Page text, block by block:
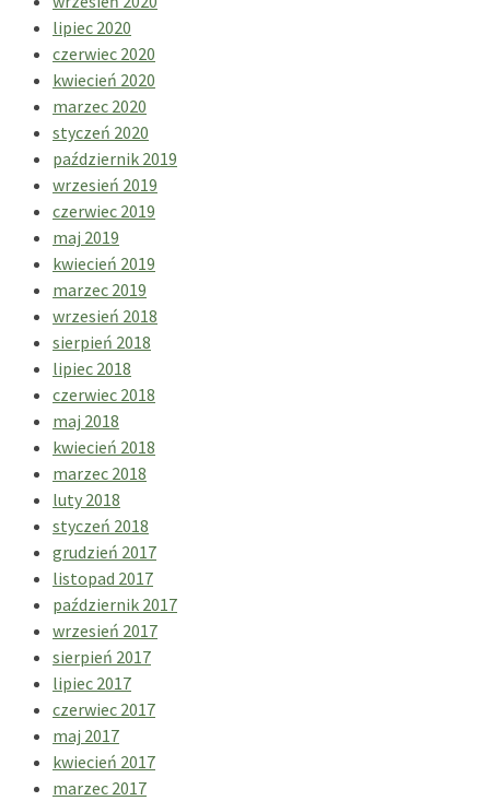
lipiec 2020
czerwiec 2020
kwiecień 2020
marzec 2020
styczeń 2020
październik 2019
wrzesień 2019
czerwiec 2019
maj 2019
kwiecień 2019
marzec 2019
wrzesień 2018
sierpień 2018
lipiec 2018
czerwiec 2018
maj 2018
kwiecień 2018
marzec 2018
luty 2018
styczeń 2018
grudzień 2017
listopad 2017
październik 2017
wrzesień 2017
sierpień 2017
lipiec 2017
czerwiec 2017
maj 2017
kwiecień 2017
marzec 2017